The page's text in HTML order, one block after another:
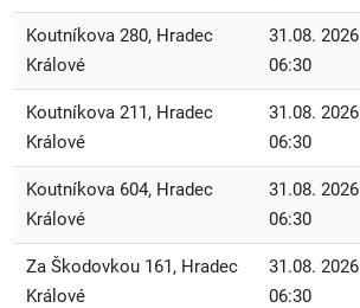
Koutníkova 280, Hradec
Králové
31.08. 2026
06:30
Koutníkova 211, Hradec
Králové
31.08. 2026
06:30
Koutníkova 604, Hradec
Králové
31.08. 2026
06:30
Za Škodovkou 161, Hradec
Králové
31.08. 2026
06:30